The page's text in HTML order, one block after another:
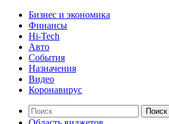
Бизнес и экономика
Финансы
Hi-Tech
Авто
События
Назначения
Видео
Коронавирус
Поиск